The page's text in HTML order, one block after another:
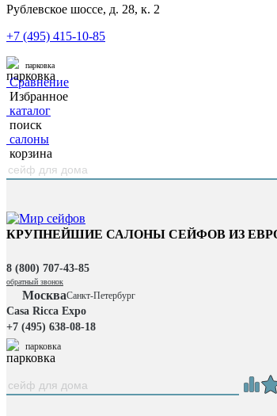
Рублевское шоссе, д. 28, к. 2
+7 (495) 415-10-85
парковка
Сравнение
Избранное
каталог
поиск
салоны
корзина
КРУПНЕЙШИЕ САЛОНЫ СЕЙФОВ ИЗ
8 (800) 707-43-85
обратный звонок
МоскваСанкт-Петербург
Casa Ricca Expo
+7 (495) 638-08-18
парковка